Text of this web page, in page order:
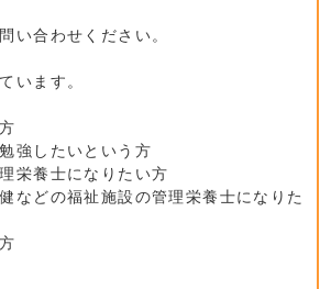
い合わせください。
います。
強したいという方
栄養士になりたい方
などの福祉施設の管理栄養士になりた